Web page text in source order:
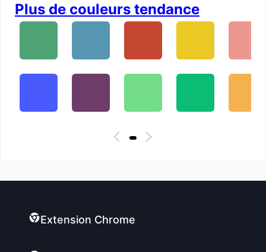
Plus de couleurs tendance
Extension Chrome